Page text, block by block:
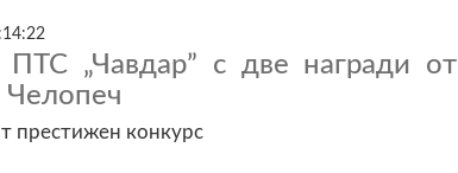
ПТС „Чавдар” с две награди от
Челопеч
престижен конкурс